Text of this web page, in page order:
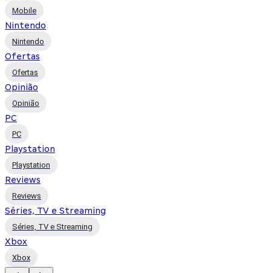
Mobile
Nintendo
Nintendo
Ofertas
Ofertas
Opinião
Opinião
PC
PC
Playstation
Playstation
Reviews
Reviews
Séries, TV e Streaming
Séries, TV e Streaming
Xbox
Xbox